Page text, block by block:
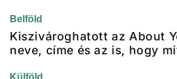
Belföld
Kiszivároghatott az About
neve, címe és az is, hogy
Külföld